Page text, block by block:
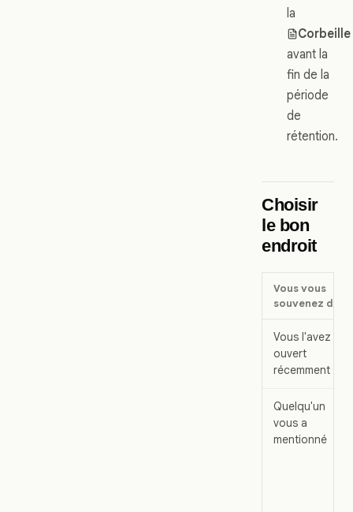
la
Corbeille
avant la
fin de la
période
de
rétention.
Choisir
le bon
endroit
Vous vous
souvenez de
Vous l'avez
ouvert
récemment
Quelqu'un
vous a
mentionné